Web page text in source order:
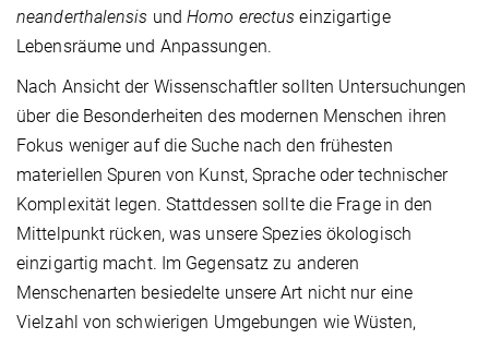
neanderthalensis undHomo erectus einzigartige
Lebensräume und Anpassungen.
Nach Ansicht der Wissenschaftler sollten Untersuchungen
über die Besonderheiten des modernen Menschen ihren
Fokus weniger auf die Suche nach den frühesten
materiellen Spuren von Kunst, Sprache oder technischer
Komplexität legen. Stattdessen sollte die Frage in den
Mittelpunkt rücken, was unsere Spezies ökologisch
einzigartig macht. Im Gegensatz zu anderen
Menschenarten besiedelte unsere Art nicht nur eine
Vielzahl von schwierigen Umgebungen wie Wüsten,